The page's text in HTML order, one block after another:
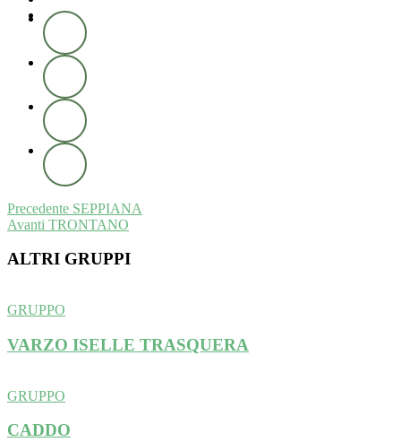
Navigazione
articoli
Precedente Previous
post:
SEPPIANA
Avanti Next
TRONTANO
ALTRI GRUPPI
GRUPPO
VARZO ISELLE TRASQUERA
GRUPPO
CADDO